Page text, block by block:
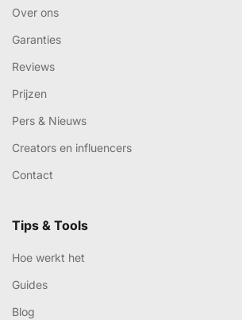
Over ons
Garanties
Reviews
Prijzen
Pers & Nieuws
Creators en influencers
Contact
Tips & Tools
Hoe werkt het
Guides
Blog